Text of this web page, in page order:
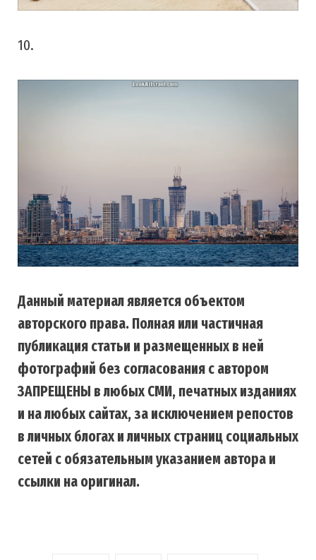
10.
Данный материал является объектом
авторского права. Полная или частичная
публикация статьи и размещенных в ней
фотографий без согласования с автором
ЗАПРЕЩЕНЫ в любых СМИ, печатных изданиях
и на любых сайтах, за исключением репостов
в личных блогах и личных страниц социальных
сетей с обязательным указанием автора и
ссылки на оригинал.